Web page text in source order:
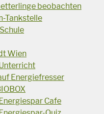
beobachten
Tankstelle
Wien
Energiefresser
Cafe